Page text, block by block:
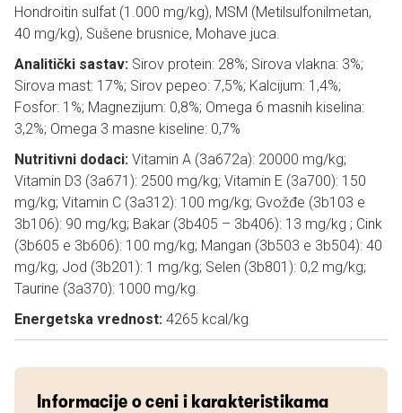
Hondroitin sulfat (1.000 mg/kg), MSM (Metilsulfonilmetan,
40 mg/kg), Sušene brusnice, Mohave juca.
Analitički sastav: Sirov protein: 28%; Sirova vlakna: 3%;
Sirova mast: 17%; Sirov pepeo: 7,5%; Kalcijum: 1,4%;
Fosfor: 1%; Magnezijum: 0,8%; Omega 6 masnih kiselina:
3,2%; Omega 3 masne kiseline: 0,7%
Nutritivni dodaci: Vitamin A (3a672a): 20000 mg/kg;
Vitamin D3 (3a671): 2500 mg/kg; Vitamin E (3a700): 150
mg/kg; Vitamin C (3a312): 100 mg/kg; Gvožđe (3b103 e
3b106): 90 mg/kg; Bakar (3b405 – 3b406): 13 mg/kg ; Cink
(3b605 e 3b606): 100 mg/kg; Mangan (3b503 e 3b504): 40
mg/kg; Jod (3b201): 1 mg/kg; Selen (3b801): 0,2 mg/kg;
Taurine (3a370): 1000 mg/kg.
Energetska vrednost: 4265 kcal/kg
Informacije o ceni i karakteristikama